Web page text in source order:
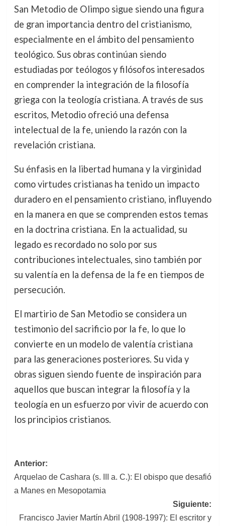
San Metodio de Olimpo sigue siendo una figura
de gran importancia dentro del cristianismo,
especialmente en el ámbito del pensamiento
teológico. Sus obras continúan siendo
estudiadas por teólogos y filósofos interesados
en comprender la integración de la filosofía
griega con la teología cristiana. A través de sus
escritos, Metodio ofreció una defensa
intelectual de la fe, uniendo la razón con la
revelación cristiana.
Su énfasis en la libertad humana y la virginidad
como virtudes cristianas ha tenido un impacto
duradero en el pensamiento cristiano, influyendo
en la manera en que se comprenden estos temas
en la doctrina cristiana. En la actualidad, su
legado es recordado no solo por sus
contribuciones intelectuales, sino también por
su valentía en la defensa de la fe en tiempos de
persecución.
El martirio de San Metodio se considera un
testimonio del sacrificio por la fe, lo que lo
convierte en un modelo de valentía cristiana
para las generaciones posteriores. Su vida y
obras siguen siendo fuente de inspiración para
aquellos que buscan integrar la filosofía y la
teología en un esfuerzo por vivir de acuerdo con
los principios cristianos.
Navegación
de
Anterior:
Arquelao de Cashara (s. III a. C.): El obispo que desafió
a Manes en Mesopotamia
Siguiente:
Francisco Javier Martín Abril (1908-1997): El escritor y